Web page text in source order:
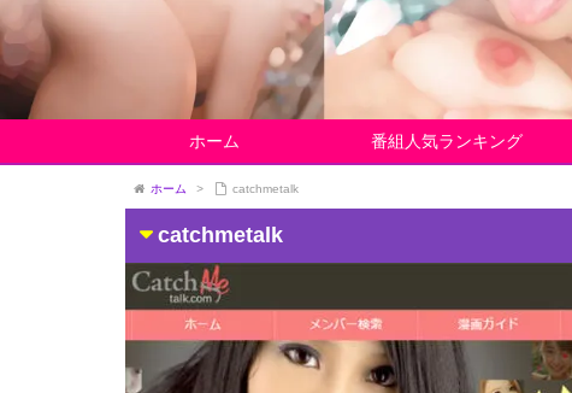
ホーム 番組人気ランキング
ホーム > catchmetalk
catchmetalk